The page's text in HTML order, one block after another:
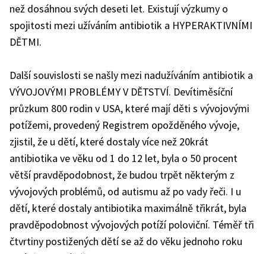
než dosáhnou svých deseti let. Existují výzkumy o
spojitosti mezi užíváním antibiotik a HYPERAKTIVNÍMI
DĚTMI.
Další souvislosti se našly mezi nadužíváním antibiotik a
VÝVOJOVÝMI PROBLÉMY V DĚTSTVÍ. Devítiměsíční
průzkum 800 rodin v USA, které mají děti s vývojovými
potížemi, provedený Registrem opožděného vývoje,
zjistil, že u dětí, které dostaly více než 20krát
antibiotika ve věku od 1 do 12 let, byla o 50 procent
větší pravděpodobnost, že budou trpět některým z
vývojových problémů, od autismu až po vady řeči. I u
dětí, které dostaly antibiotika maximálně třikrát, byla
pravděpodobnost vývojových potíží poloviční. Téměř tři
čtvrtiny postižených dětí se až do věku jednoho roku